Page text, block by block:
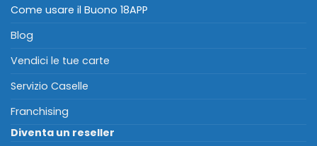
Come usare il Buono 18APP
Blog
Vendici le tue carte
Servizio Caselle
Franchising
Diventa un reseller